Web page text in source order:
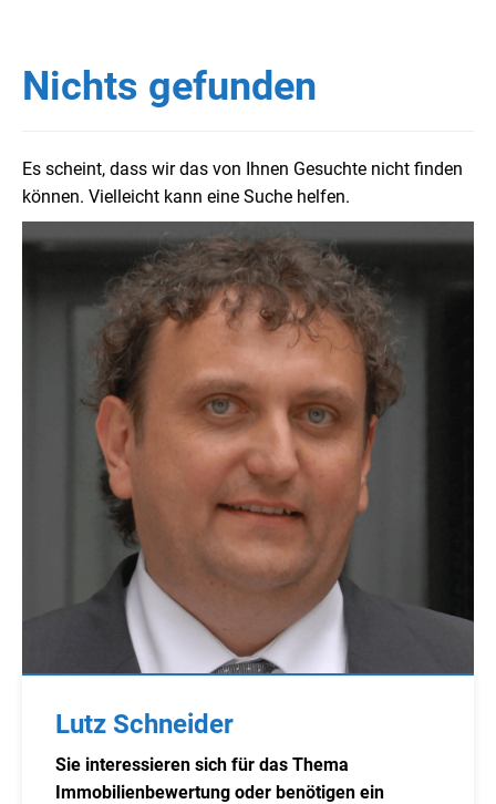
Nichts gefunden
Es scheint, dass wir das von Ihnen Gesuchte nicht finden
können. Vielleicht kann eine Suche helfen.
Lutz Schneider
Sie interessieren sich für das Thema
Immobilienbewertung oder benötigen ein